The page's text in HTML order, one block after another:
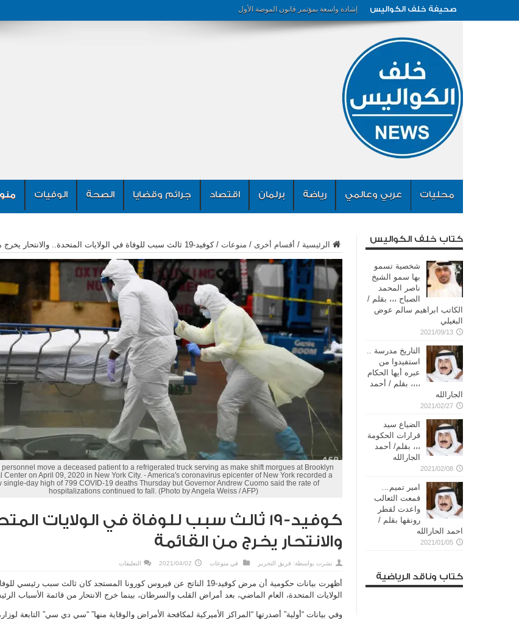
صحيفة خلف الكواليس إشادة واسعة بمؤتمر قانون الموضة الأول
محليات عربي وعالمي رياضة برلمان اقتصاد جرائم وقضايا الصحة الوفيات
الرئيسية / أقسام أخرى / منوعات /كوفيد-19 ثالث سبب للوفاة في الولايات المتحدة.. والانتحار يخرج من القائمة
personnel move a deceased patient to a refrigerated truck serving as make shift morgues at Brooklyn
Center on April 09, 2020 in New York City. - America's coronavirus epicenter of New York recorded a
single-day high of 799 COVID-19 deaths Thursday but Governor Andrew Cuomo said the rate of
hospitalizations continued to fall. (Photo by Angela Weiss / AFP)
كوفيد-19 ثالث سبب للوفاة في الولايات
والانتحار يخرج من القائمة
نشرت بواسطة: فريق التحرير في منوعات 2021/04/02 التعليقات
سبب
في
والانتحار
أظهرت بيانات حكومية أن مرض كوفيد-19 الناتج عن فيروس كورونا المستجد كان ثالث سبب رئيسي
الولايات المتحدة، العام الماضي، بعد أمراض القلب والسرطان، بينما خرج الانتحار من قائمة الأسباب
وفي بيانات “أولية” أصدرتها “المراكز الأميركية لمكافحة الأمراض والوقاية منها” “سي دي سي” التابعة
كتاب خلف الكواليس
شخصية تسمو
بها سمو الشيخ
ناصر المحمد
الصباح ،،، بقلم /
الكاتب ابراهيم سالم عوض
البغيلي
2021/09/13
التاريخ مدرسة ..
استفيدوا من
عبره أيها الحكام
،،،، بقلم / أحمد
الجارالله
2021/02/27
الضياع سيد
قرارات الحكومة
،،، بقلم/ أحمد
الجارالله
2021/02/08
امير تميم…
قمعت الثعالب
واعدت لقطر
رونقها بقلم /
احمد الحارالله
2021/01/05
كتاب وناقد الرياضية